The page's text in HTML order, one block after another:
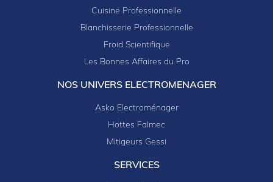
Cuisine Professionnelle
Blanchisserie Professionnelle
Froid Scientifique
Les Bonnes Affaires du Pro
NOS UNIVERS ELECTROMENAGER
Asko Electroménager
Hottes Falmec
Mitigeurs Gessi
SERVICES